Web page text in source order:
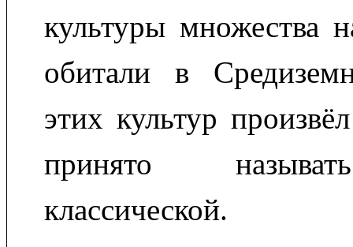
культуры множества
обитали в
этих культур
принято
классической.